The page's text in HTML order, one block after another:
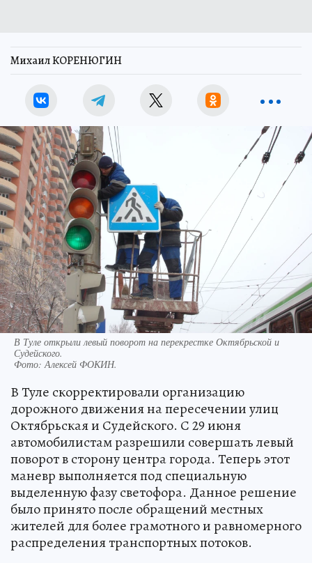
Михаил КОРЕНЮГИН
В Туле открыли левый поворот на перекрестке Октябрьской и
Судейского.
Фото:Алексей ФОКИН.
В Туле скорректировали организацию
дорожного движения на пересечении улиц
Октябрьская и Судейского. С 29 июня
автомобилистам разрешили совершать левый
поворот в сторону центра города. Теперь этот
маневр выполняется под специальную
выделенную фазу светофора. Данное решение
было принято после обращений местных
жителей для более грамотного и равномерного
распределения транспортных потоков.